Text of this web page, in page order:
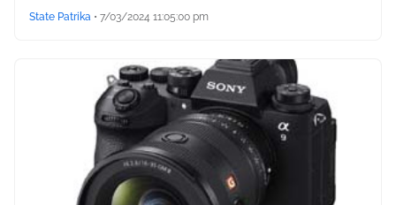
State Patrika • 7/03/2024 11:05:00 pm